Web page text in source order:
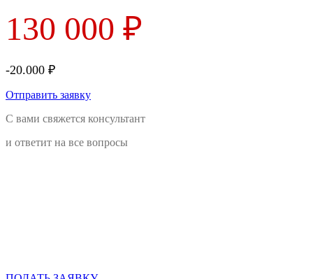
130 000 ₽
-20.000 ₽
Отправить заявку
С вами свяжется консультант
и ответит на все вопросы